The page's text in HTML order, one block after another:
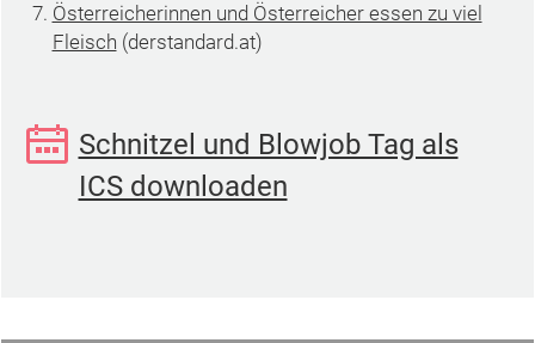
Österreicherinnen und Österreicher essen zu viel
Fleisch (derstandard.at)
Schnitzel und Blowjob Tag als
ICS downloaden